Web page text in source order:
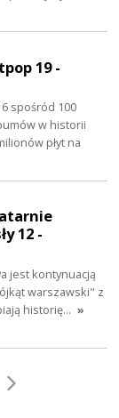
19 -
spośród 100
w historii
płyt na
12 -
jest kontynuacją
warszawski" z
historię… »